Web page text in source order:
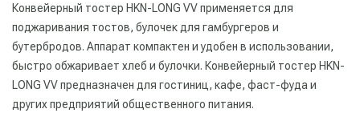
Конвейерный тостер HKN-LONG VV применяется для
поджаривания тостов, булочек для гамбургеров и
бутербродов. Аппарат компактен и удобен в использовании,
быстро обжаривает хлеб и булочки. Конвейерный тостер HKN-
LONG VV предназначен для гостиниц, кафе, фаст-фуда и
других предприятий общественного питания.